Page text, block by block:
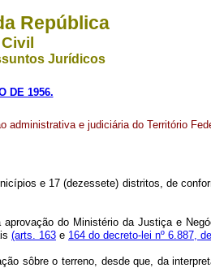
República
Jurídicos
DE 1956.
administrativa e judiciária do Território
e 17 (dezessete) distritos, de
aprovação do Ministério da Justiça e
(arts. 163 e 164 do decreto-lei nº 6.887,
sôbre o terreno, desde que, da